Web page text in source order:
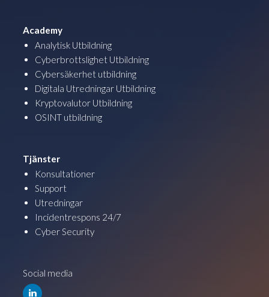
Academy
Analytisk Utbildning
Cyberbrottslighet Utbildning
Cybersäkerhet utbildning
Digitala Utredningar Utbildning
Kryptovalutor Utbildning
OSINT utbildning
Tjänster
Konsultationer
Support
Utredningar
Incidentrespons 24/7
Cyber Security
Social media